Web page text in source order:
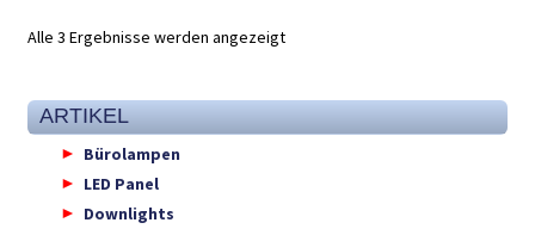
Alle 3 Ergebnisse werden angezeigt
ARTIKEL
Bürolampen
LED Panel
Downlights